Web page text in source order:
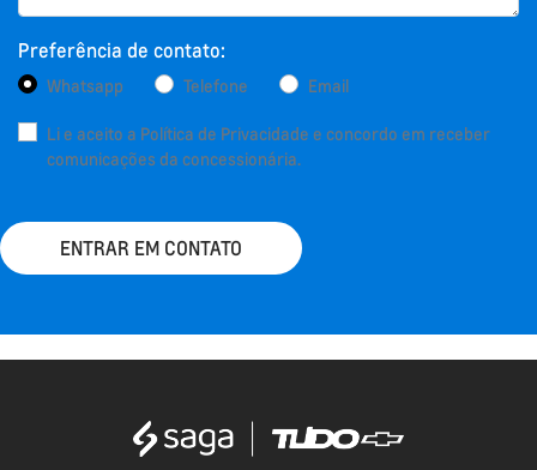
Preferência de contato:
Whatsapp Telefone Email
Li e aceito a Política de Privacidade e concordo em receber
comunicações da concessionária.
ENTRAR EM CONTATO